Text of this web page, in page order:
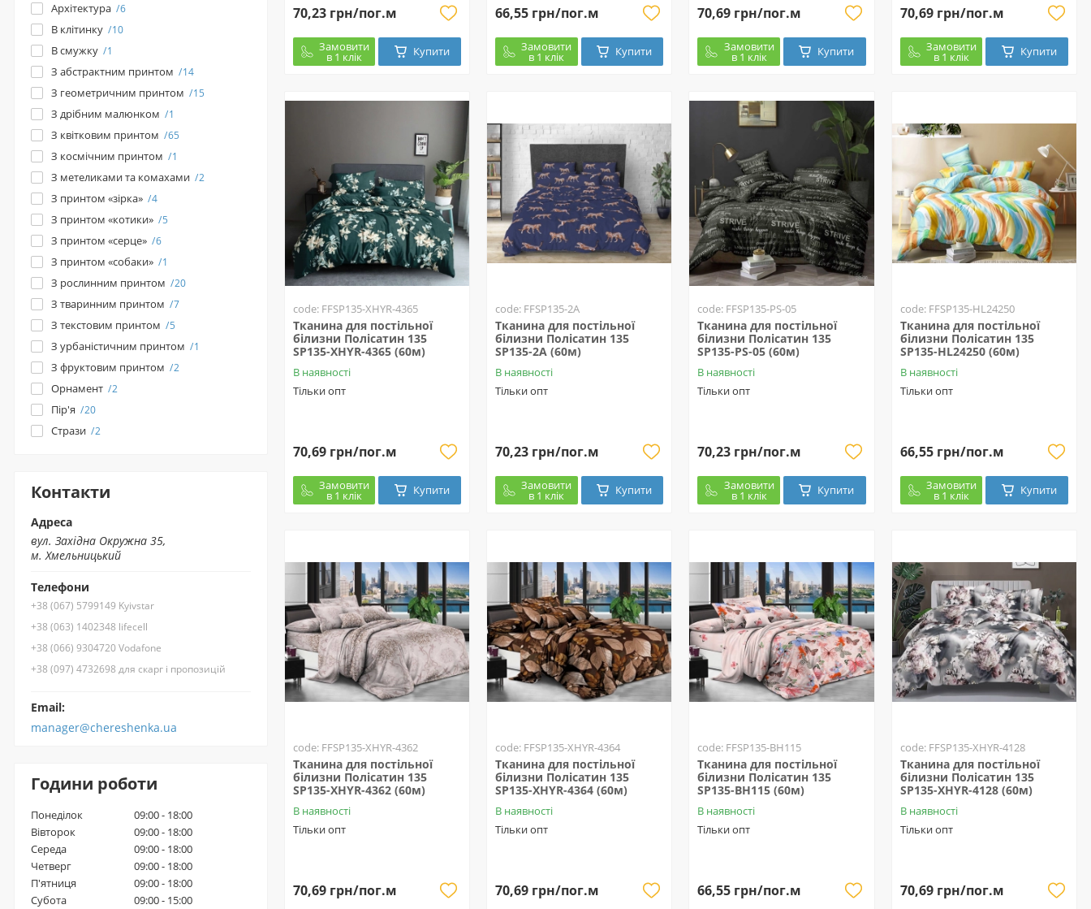
70,23 грн/пог.м
Замовити
в 1 клік Купити
66,55 грн/пог.м
Замовити
в 1 клік Купити
70,69 грн/пог.м
Замовити
в 1 клік Купити
70,69 грн/пог.м
Замовити
в 1 клік Купити
code: FFSP135-XHYR-4365
Тканина для постільної
білизни Полісатин 135
SP135-XHYR-4365 (60м)
В наявності
Тільки опт
70,69 грн/пог.м
Замовити
в 1 клік Купити
code: FFSP135-2A
Тканина для постільної
білизни Полісатин 135
SP135-2A (60м)
В наявності
Тільки опт
70,23 грн/пог.м
Замовити
в 1 клік Купити
code: FFSP135-PS-05
Тканина для постільної
білизни Полісатин 135
SP135-PS-05 (60м)
В наявності
Тільки опт
70,23 грн/пог.м
Замовити
в 1 клік Купити
code: FFSP135-HL24250
Тканина для постільної
білизни Полісатин 135
SP135-HL24250 (60м)
В наявності
Тільки опт
66,55 грн/пог.м
Замовити
в 1 клік Купити
code: FFSP135-XHYR-4362
Тканина для постільної
білизни Полісатин 135
SP135-XHYR-4362 (60м)
В наявності
Тільки опт
70,69 грн/пог.м
code: FFSP135-XHYR-4364
Тканина для постільної
білизни Полісатин 135
SP135-XHYR-4364 (60м)
В наявності
Тільки опт
70,69 грн/пог.м
code: FFSP135-BH115
Тканина для постільної
білизни Полісатин 135
SP135-BH115 (60м)
В наявності
Тільки опт
66,55 грн/пог.м
code: FFSP135-XHYR-4128
Тканина для постільної
білизни Полісатин 135
SP135-XHYR-4128 (60м)
В наявності
Тільки опт
70,69 грн/пог.м
Архітектура 6
В клітинку 10
В смужку 1
З абстрактним принтом 14
З геометричним принтом 15
З дрібним малюнком 1
З квітковим принтом 65
З космічним принтом 1
З метеликами та комахами 2
З принтом «зірка» 4
З принтом «котики» 5
З принтом «серце» 6
З принтом «собаки» 1
З рослинним принтом 20
З тваринним принтом 7
З текстовим принтом 5
З урбаністичним принтом 1
З фруктовим принтом 2
Орнамент 2
Пір'я 20
Стрази 2
Контакти
Адреса
вул. Західна Окружна 35,
м. Хмельницький
Телефони
+38 (067) 5799149 Kyivstar
+38 (063) 1402348 lifecell
+38 (066) 9304720 Vodafone
+38 (097) 4732698 для скарг і пропозицій
Email:
manager@chereshenka.ua
Години роботи
Понеділок
09:00 - 18:00
Вівторок
09:00 - 18:00
Середа
09:00 - 18:00
Четверг
09:00 - 18:00
П'ятниця
09:00 - 18:00
Субота
09:00 - 15:00